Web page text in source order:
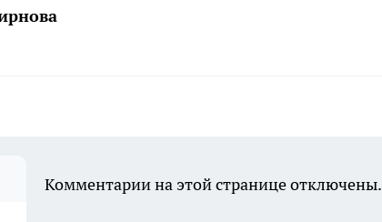
Комментарии на этой странице отключены.